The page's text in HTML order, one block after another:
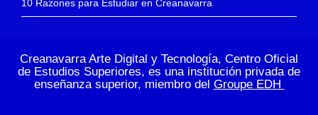
10 Razones para Estudiar en Creanavarra
Creanavarra Arte Digital y Tecnología, Centro Oficial
de Estudios Superiores, es una institución privada de
enseñanza superior, miembro del Groupe EDH